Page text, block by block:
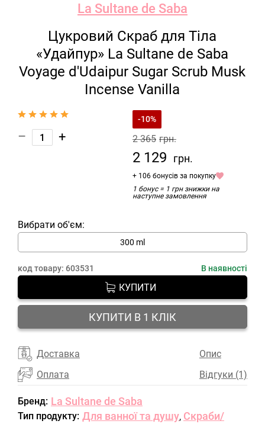
La Sultane de Saba
Цукровий Скраб для Тіла
«Удайпур» La Sultane de Saba
Voyage d'Udaipur Sugar Scrub Musk
Incense Vanilla
– +
-10%
2 365 грн.
2 129 грн.
+ 106 бонусів за покупку
1 бонус = 1 грн знижки на
наступне замовлення
Вибрати об'єм:
300 ml
код товару: 603531 В наявності
КУПИТИ
КУПИТИ В 1 КЛІК
Доставка
Оплата
Опис
Відгуки (1)
Бренд: La Sultane de Saba
Тип продукту: Для ванної та душу, Скраби/